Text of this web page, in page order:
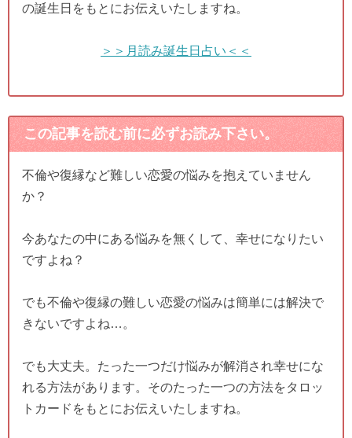
の誕生日をもとにお伝えいたしますね。
＞＞月読み誕生日占い＜＜
この記事を読む前に必ずお読み下さい。
不倫や復縁など難しい恋愛の悩みを抱えていません
か？
今あなたの中にある悩みを無くして、幸せになりたい
ですよね？
でも不倫や復縁の難しい恋愛の悩みは簡単には解決で
きないですよね…。
でも大丈夫。たった一つだけ悩みが解消され幸せにな
れる方法があります。そのたった一つの方法をタロッ
トカードをもとにお伝えいたしますね。